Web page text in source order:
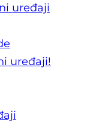
uređaji
uređaji!